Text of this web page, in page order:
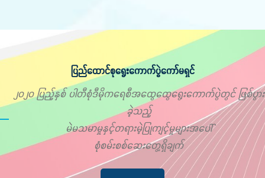
ပြည်ထောင်စုရွေးကောက်ပွဲကော်မရှင်
၂၀၂၀ ပြည့်နှစ် ပါတီစုံဒီမိုကရေစီအထွေထွေရွေးကောက်ပွဲတွင် ဖြစ်ပွား
ခဲ့သည့်
မဲမသမာမှုနှင့်တရားမဲ့ပြုကျင့်မှုများအပေါ်
စုံစမ်းစစ်ဆေးတွေ့ရှိချက်